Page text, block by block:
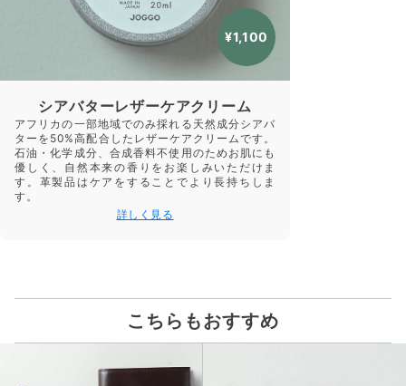
¥1,100
シアバターレザーケアクリーム
アフリカの一部地域でのみ採れる天然成分シアバ
ターを50%高配合したレザーケアクリームです。
石油・化学成分、合成香料不使用のためお肌にも
優しく、自然本来の香りをお楽しみいただけま
す。革製品はケアをすることでより長持ちしま
す。
詳しく見る
こちらもおすすめ